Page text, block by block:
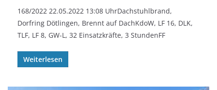
168/2022 22.05.2022 13:08 UhrDachstuhlbrand,
Dorfring Dötlingen, Brennt auf DachKdoW, LF 16, DLK,
TLF, LF 8, GW-L, 32 Einsatzkräfte, 3 StundenFF
Weiterlesen